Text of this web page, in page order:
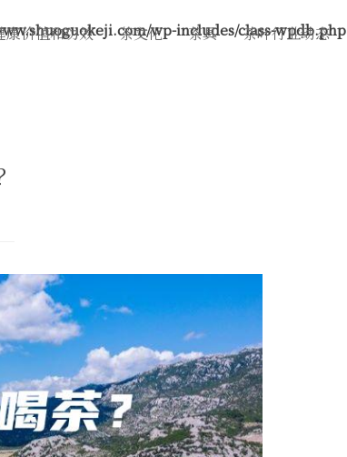
wp-includes/class-wpdb.php
康价值和功效 茶文化 茶具 茶叶行业动态